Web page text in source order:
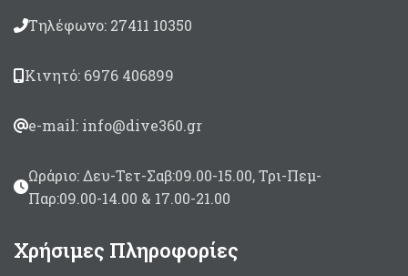
Τηλέφωνο: 27411 10350
Κινητό: 6976 406899
e-mail: info@dive360.gr
Ωράριο: Δευ-Τετ-Σαβ:09.00-15.00, Τρι-Πεμ-
Παρ:09.00-14.00 & 17.00-21.00
Χρήσιμες Πληροφορίες